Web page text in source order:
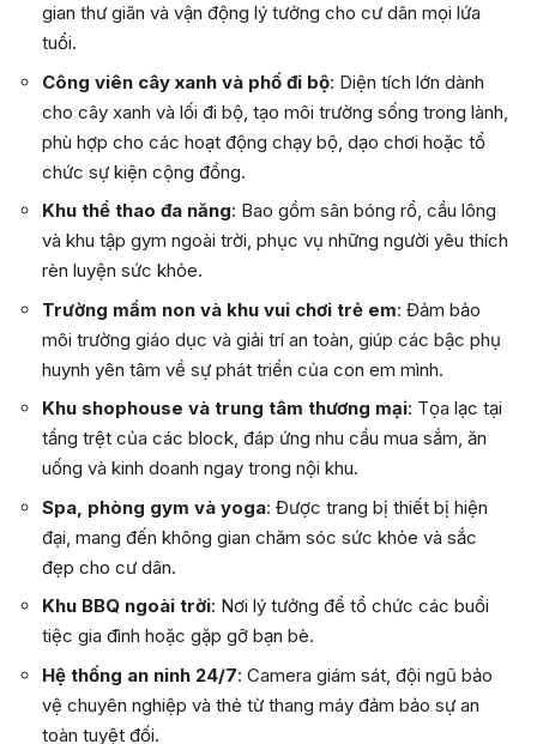
gian thư giãn và vận động lý tưởng cho cư dân mọi lứa
tuổi.
Công viên cây xanh và phố đi bộ: Diện tích lớn dành
cho cây xanh và lối đi bộ, tạo môi trường sống trong lành,
phù hợp cho các hoạt động chạy bộ, dạo chơi hoặc tổ
chức sự kiện cộng đồng.
Khu thể thao đa năng: Bao gồm sân bóng rổ, cầu lông
và khu tập gym ngoài trời, phục vụ những người yêu thích
rèn luyện sức khỏe.
Trường mầm non và khu vui chơi trẻ em: Đảm bảo
môi trường giáo dục và giải trí an toàn, giúp các bậc phụ
huynh yên tâm về sự phát triển của con em mình.
Khu shophouse và trung tâm thương mại: Tọa lạc tại
tầng trệt của các block, đáp ứng nhu cầu mua sắm, ăn
uống và kinh doanh ngay trong nội khu.
Spa, phòng gym và yoga: Được trang bị thiết bị hiện
đại, mang đến không gian chăm sóc sức khỏe và sắc
đẹp cho cư dân.
Khu BBQ ngoài trời: Nơi lý tưởng để tổ chức các buổi
tiệc gia đình hoặc gặp gỡ bạn bè.
Hệ thống an ninh 24/7: Camera giám sát, đội ngũ bảo
vệ chuyên nghiệp và thẻ từ thang máy đảm bảo sự an
toàn tuyệt đối.